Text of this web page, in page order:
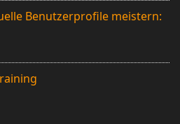
Benutzerprofile meistern: